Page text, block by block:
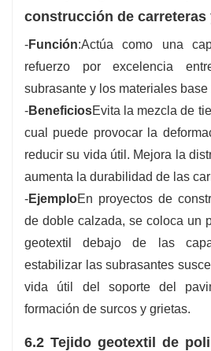
construcción de
-Función:Actúa como una
refuerzo por excelencia
subrasante y los materiales base
-BeneficiosEvita la mezcla de
cual puede provocar la
reducir su vida útil. Mejora la
aumenta la durabilidad de las
-EjemploEn proyectos de
de doble calzada, se coloca un
geotextil debajo de las
estabilizar las subrasantes
vida útil del soporte del
formación de surcos y grietas.
6.2 Tejido geotextil de